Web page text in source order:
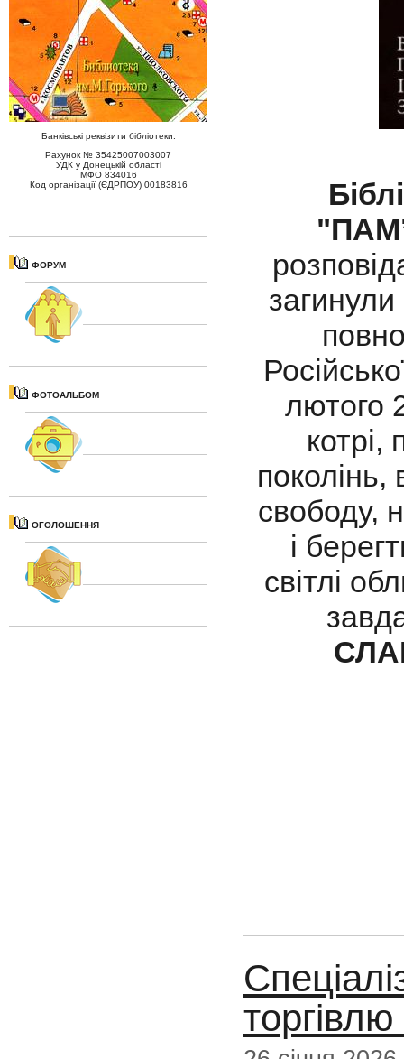
Банківські реквізити бібліотеки:
Рахунок № 35425007003007
УДК у Донецькій області
МФО 834016
Код організації (ЄДРПОУ) 00183816
ФОРУМ
ФОТОАЛЬБОМ
ОГОЛОШЕННЯ
загинули
лютого
поколінь,
свободу,
і
світлі